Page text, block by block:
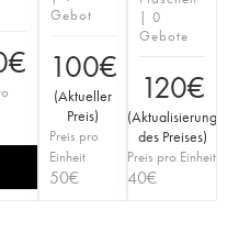
€
Gebot
100€
(Aktueller
Preis)
Preis pro
Einheit
50€
| 0
Gebote
120€
(Aktualisierung
des Preises)
Preis pro Einheit
40€